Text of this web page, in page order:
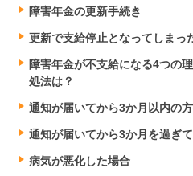
障害年金の更新手続き
更新で支給停止となってしまっ
障害年金が不支給になる4つの
処法は？
通知が届いてから3か月以内の
通知が届いてから3か月を過ぎ
病気が悪化した場合